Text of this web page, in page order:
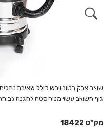
שואב אבק רטוב ויבש כולל שאיבת
גוף השואב עשוי מנירוסטה להגנה
השואב מגיע עם מסנן לבד רב שימושי
נוזלים.